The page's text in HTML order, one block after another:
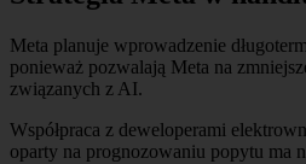
Meta planuje wprowadzenie
ponieważ pozwalają Meta na
związanych z AI.
Współpraca z deweloperami
oparty na prognozowaniu popytu ma